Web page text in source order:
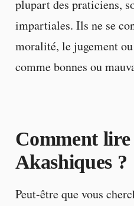
plupart des praticiens,
impartiales. Ils ne se
moralité, le jugement ou
comme bonnes ou
Comment lire
Akashiques ?
Peut-être que vous